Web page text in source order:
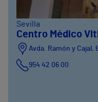
Sevilla
Centro Médico
Avda. Ramón y Cajal,
954 42 06 00